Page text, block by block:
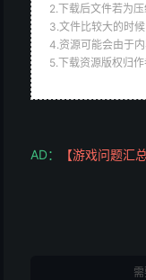
2.下载后文件若为
3.文件比较大的时
4.资源可能会由于
5.下载资源版权归
AD： 【游戏问题汇总